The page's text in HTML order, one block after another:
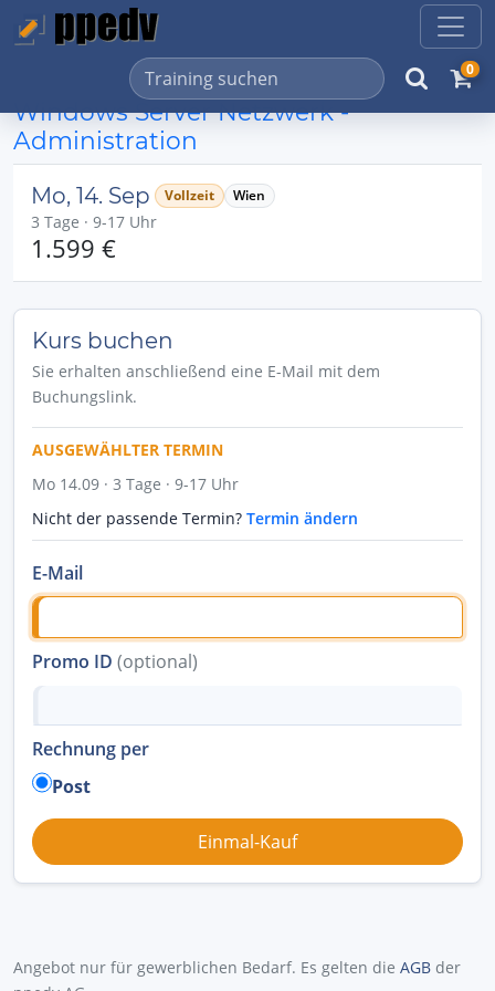
0
Windows Server Netzwerk -
Administration
Mo, 14. Sep Vollzeit Wien
3 Tage · 9-17 Uhr
1.599 €
Kurs buchen
Sie erhalten anschließend eine E-Mail mit dem
Buchungslink.
AUSGEWÄHLTER TERMIN
Mo 14.09 · 3 Tage · 9-17 Uhr
Nicht der passende Termin? Termin ändern
E-Mail
Promo ID (optional)
Rechnung per
Post
Angebot nur für gewerblichen Bedarf. Es gelten die AGB der